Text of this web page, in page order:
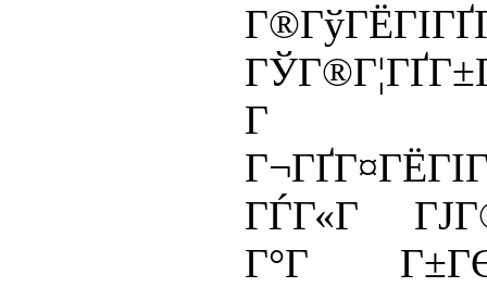
Г
ГЃГ«Г
Г°Г